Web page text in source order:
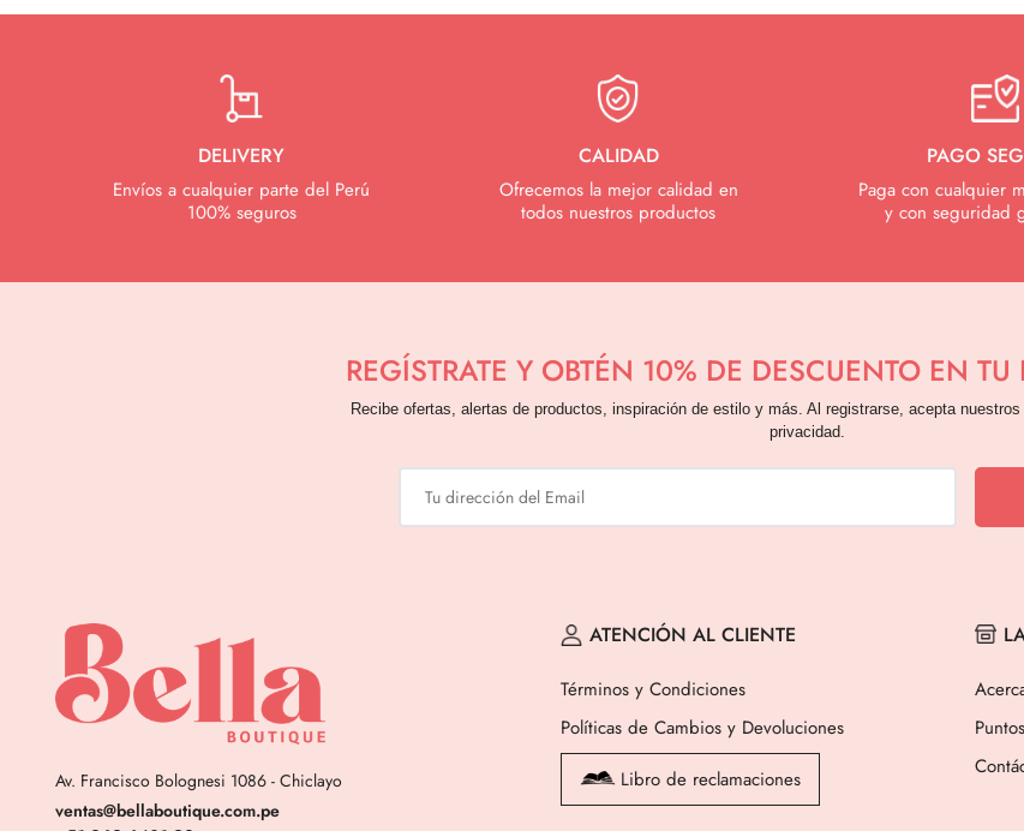
DELIVERY
Envíos a cualquier parte del Perú
100% seguros
CALIDAD
Ofrecemos la mejor calidad en
todos nuestros productos
PAGO
Paga con cualquier
y con seguridad
REGÍSTRATE Y OBTÉN 10% DE DESCUENTO EN
Recibe ofertas, alertas de productos, inspiración de estilo y más. Al registrarse, acepta
privacidad.
Av. Francisco Bolognesi 1086 - Chiclayo
ventas@bellaboutique.com.pe
ATENCIÓN AL CLIENTE
Términos y Condiciones
Políticas de Cambios y Devoluciones
Libro de reclamaciones